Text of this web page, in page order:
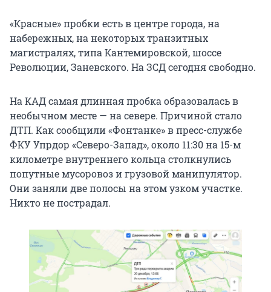
«Красные» пробки есть в центре города, на
набережных, на некоторых транзитных
магистралях, типа Кантемировской, шоссе
Революции, Заневского. На ЗСД сегодня свободно.
На КАД самая длинная пробка образовалась в
необычном месте — на севере. Причиной стало
ДТП. Как сообщили «Фонтанке» в пресс-службе
ФКУ Упрдор «Северо-Запад», около 11:30 на 15-м
километре внутреннего кольца столкнулись
попутные мусоровоз и грузовой манипулятор.
Они заняли две полосы на этом узком участке.
Никто не пострадал.